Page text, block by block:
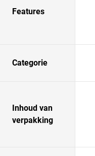
Features
Categorie
Inhoud van
verpakking